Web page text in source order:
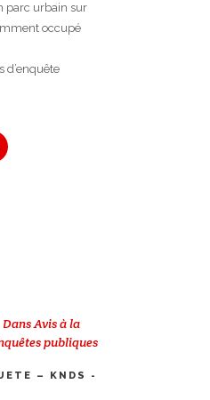
parc urbain sur
occupé
d’enquête
DansAvis à la
publiques
– KNDS -